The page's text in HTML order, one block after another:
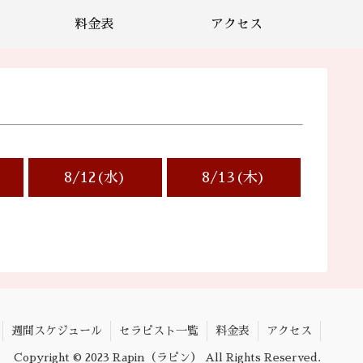
料金表 アクセス
8/12(水) 8/13(木)
週間スケジュール セラピスト一覧 料金表 アクセス
Copyright © 2023 Rapin（ラピン） All Rights Reserved.